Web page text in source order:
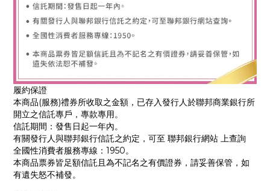
履約保證
本商品(服務)禮券所收取之金額，已存入發行人於聯邦商業銀行所
開立之信託專戶，專款專用。
信託期間：發售日起一年內。
有關發行人與聯邦銀行信託之約定，可至 聯邦銀行網站 上查詢
全國性消費者服務專線：1950。
本商品票券皆足額信託且為不記名之有價證券，請妥善保管，如
有遺失怒不補發。